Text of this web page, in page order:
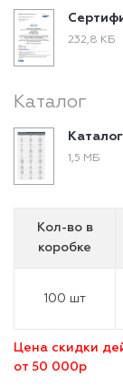
232,8 КБ
Каталог
1,5 МБ
Кол-во в
коробке
100 шт
Цена скидки
от 50 000р